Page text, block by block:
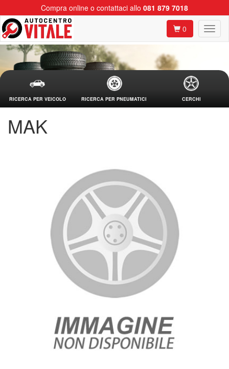
Compra online o contattaci allo 081 879 7018
0
RICERCA PER VEICOLO RICERCA PER PNEUMATICI CERCHI
MAK